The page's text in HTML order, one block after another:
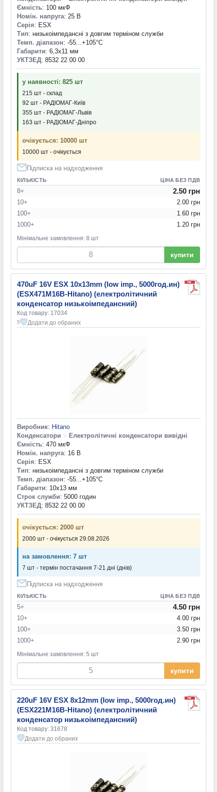
Ємність: 100 мкФ
Номін. напруга: 25 В
Серія: ESX
Тип: низькоімпедансні з довгим терміном служби
Темп. діапазон: -55...+105°С
Габарити: 6,3x11 мм
УКТЗЕД: 8532 22 00 00
у наявності: 825 шт
215 шт - склад
92 шт - РАДІОМАГ-Київ
355 шт - РАДІОМАГ-Львів
163 шт - РАДІОМАГ-Дніпро
очікується: 10000 шт
10000 шт - очікується
Підписка на надходження
КІЛЬКІСТЬ ЦІНА БЕЗ ПДВ
8+ 2.50 грн
10+
2.00 грн
100+
1.60 грн
1000+
1.20 грн
Мінімальне замовлення: 8 шт
купити
470uF 16V ESX 10x13mm (low imp., 5000год.ин)
(ESX471M16B-Hitano) (електролітичний
конденсатор низькоімпедансний)
Код товару: 17034
5 Додати до обраних
Виробник: Hitano
Конденсатори > Електролітичні конденсатори вивідні
Ємність: 470 мкФ
Номін. напруга: 16 В
Серія: ESX
Тип: низькоімпедансні з довгим терміном служби
Темп. діапазон: -55...+105°С
Габарити: 10x13 мм
Строк служби: 5000 годин
УКТЗЕД: 8532 22 00 00
очікується: 2000 шт
2000 шт - очікується 29.08.2026
на замовлення: 7 шт
7 шт - термін постачання 7-21 дні (днів)
Підписка на надходження
КІЛЬКІСТЬ ЦІНА БЕЗ ПДВ
5+ 4.50 грн
10+
4.00 грн
100+
3.50 грн
1000+
2.90 грн
Мінімальне замовлення: 5 шт
купити
220uF 16V ESX 8x12mm (low imp., 5000год.ин)
(ESX221M16B-Hitano) (електролітичний
конденсатор низькоімпедансний)
Код товару: 31678
Додати до обраних